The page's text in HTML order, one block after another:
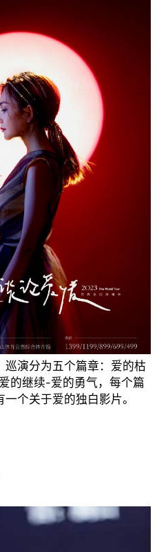
演分为五个篇章：爱的枯
的继续-爱的勇气，每个篇
个关于爱的独白影片。